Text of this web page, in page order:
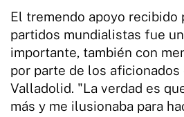
El tremendo apoyo recibido
partidos mundialistas fue
importante, también con
por parte de los aficionados
Valladolid. "La verdad es
más y me ilusionaba para